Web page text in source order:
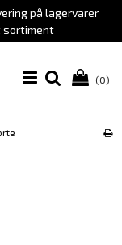
på lagervarer
sortiment
(0)